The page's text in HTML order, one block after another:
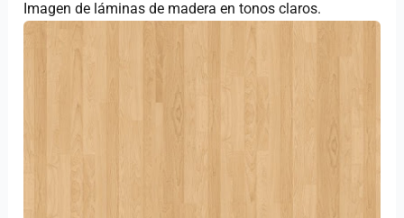
Imagen de láminas de madera en tonos claros.